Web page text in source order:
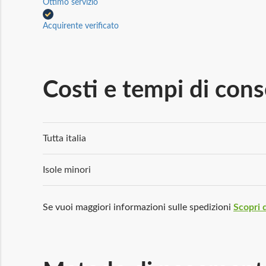
Ottimo servizio
Acquirente verificato
Costi e tempi di
Tutta italia
Isole minori
Se vuoi maggiori informazioni sulle spedizioni Scopri